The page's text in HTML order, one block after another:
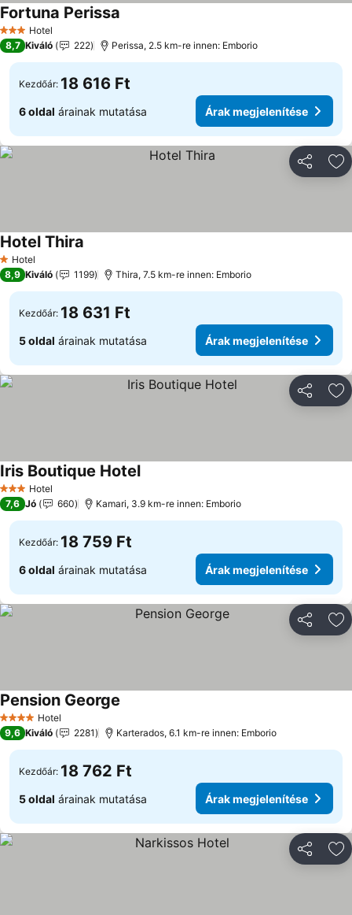
3 Kategória
Hotel
Fortuna Perissa
8,7 Kiváló 222 Perissa, 2.5 km-re innen: Emborio
Kezdőár: 18 616 Ft
6 oldal árainak mutatása Árak megjelenítése
1 Kategória
Hotel
Hotel Thira
8,9 Kiváló 1199 Thira, 7.5 km-re innen: Emborio
Kezdőár: 18 631 Ft
5 oldal árainak mutatása Árak megjelenítése
3 Kategória
Hotel
Iris Boutique Hotel
7,6 Jó 660 Kamari, 3.9 km-re innen: Emborio
Kezdőár: 18 759 Ft
6 oldal árainak mutatása Árak megjelenítése
4 KategóriaHotel
Pension George
9,6 Kiváló 2281 Karterados, 6.1 km-re innen: Emborio
Kezdőár: 18 762 Ft
5 oldal árainak mutatása Árak megjelenítése